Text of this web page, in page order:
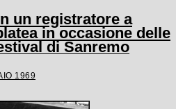
un registratore a
in occasione delle
di Sanremo
1969